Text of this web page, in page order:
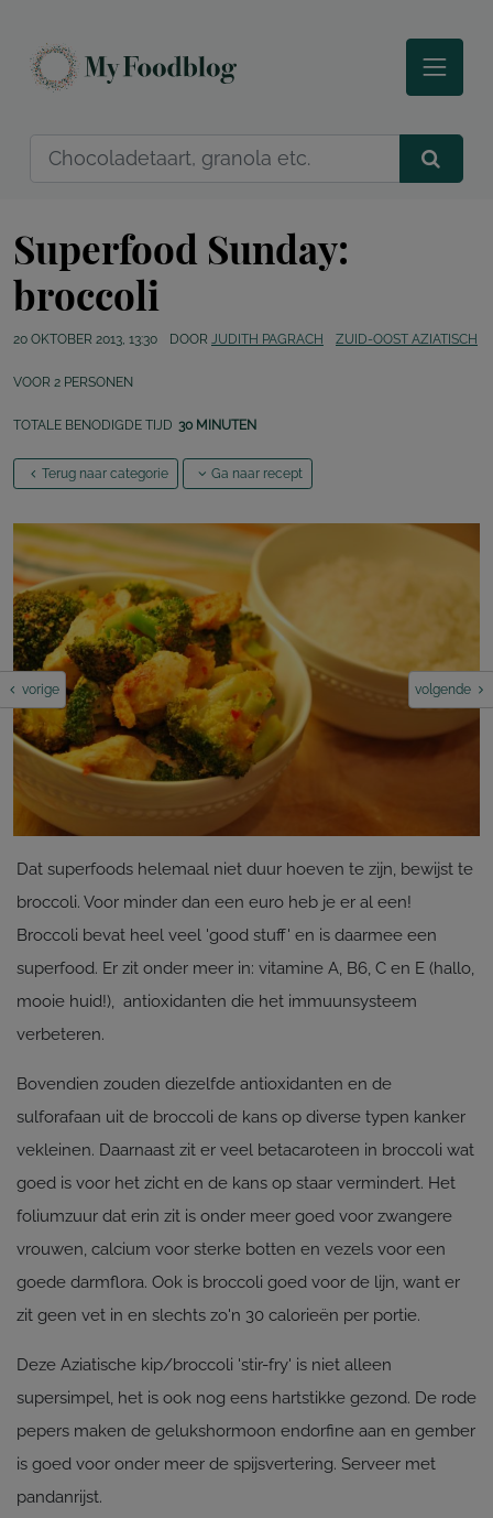
Superfood Sunday:
broccoli
20 OKTOBER 2013, 13:30 DOOR JUDITH PAGRACH ZUID-OOST AZIATISCH
VOOR 2 PERSONEN
TOTALE BENODIGDE TIJD 30 MINUTEN
Terug naar categorie Ga naar recept
vorige volgende
Dat superfoods helemaal niet duur hoeven te zijn, bewijst te
broccoli. Voor minder dan een euro heb je er al een!
Broccoli bevat heel veel 'good stuff' en is daarmee een
superfood. Er zit onder meer in: vitamine A, B6, C en E (hallo,
mooie huid!), antioxidanten die het immuunsysteem
verbeteren.
Bovendien zouden diezelfde antioxidanten en de
sulforafaan uit de broccoli de kans op diverse typen kanker
vekleinen. Daarnaast zit er veel betacaroteen in broccoli wat
goed is voor het zicht en de kans op staar vermindert. Het
foliumzuur dat erin zit is onder meer goed voor zwangere
vrouwen, calcium voor sterke botten en vezels voor een
goede darmflora. Ook is broccoli goed voor de lijn, want er
zit geen vet in en slechts zo'n 30 calorieën per portie.
Deze Aziatische kip/broccoli 'stir-fry' is niet alleen
supersimpel, het is ook nog eens hartstikke gezond. De rode
pepers maken de gelukshormoon endorfine aan en gember
is goed voor onder meer de spijsvertering. Serveer met
pandanrijst.